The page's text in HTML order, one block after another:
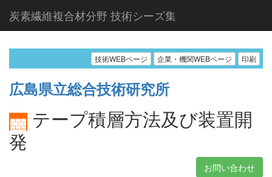
炭素繊維複合材分野 技術シーズ集
技術WEBページ 企業・機関WEBページ 印刷
広島県立総合技術研究所
テープ積層方法及び装置開
発
お問い合わせ